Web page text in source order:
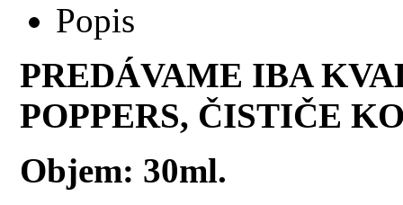
Popis
PREDÁVAME IBA
POPPERS, ČISTIČE
Objem: 30ml.